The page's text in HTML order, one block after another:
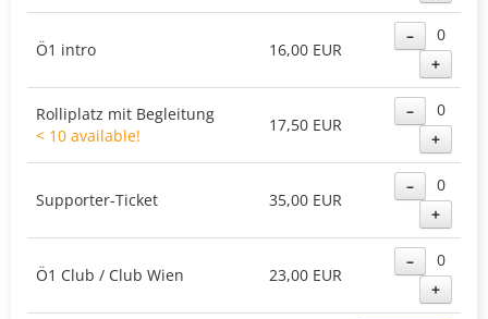
Ö1 intro 16,00 EUR
– 0
+
Rolliplatz mit Begleitung
< 10 available!
17,50 EUR
– 0
+
Supporter-Ticket 35,00 EUR
– 0
+
Ö1 Club / Club Wien 23,00 EUR
– 0
+